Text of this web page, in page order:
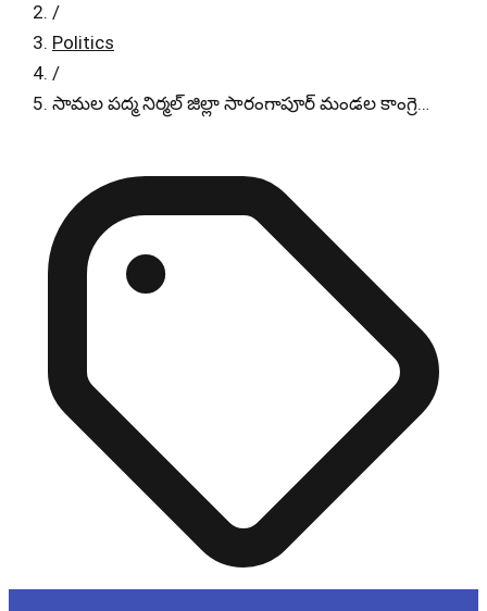
/
Politics
/
సామల పద్మ నిర్మల్ జిల్లా సారంగాపూర్ మండల కాంగ్రె…